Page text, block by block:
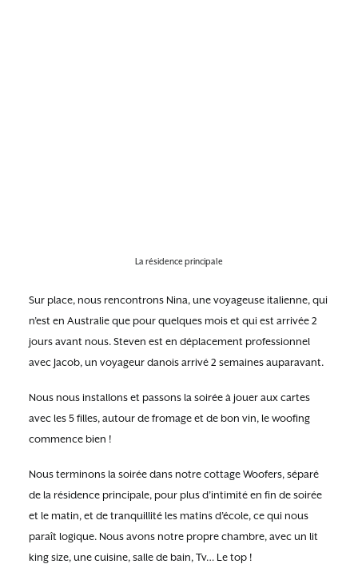
La résidence principale
Sur place, nous rencontrons Nina, une voyageuse italienne, qui
n’est en Australie que pour quelques mois et qui est arrivée 2
jours avant nous. Steven est en déplacement professionnel
avec Jacob, un voyageur danois arrivé 2 semaines auparavant.
Nous nous installons et passons la soirée à jouer aux cartes
avec les 5 filles, autour de fromage et de bon vin, le woofing
commence bien !
Nous terminons la soirée dans notre cottage Woofers, séparé
de la résidence principale, pour plus d’intimité en fin de soirée
et le matin, et de tranquillité les matins d’école, ce qui nous
paraît logique. Nous avons notre propre chambre, avec un lit
king size, une cuisine, salle de bain, Tv… Le top !